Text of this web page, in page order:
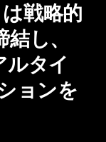
戦略的
し、
ルタイ
ョンを